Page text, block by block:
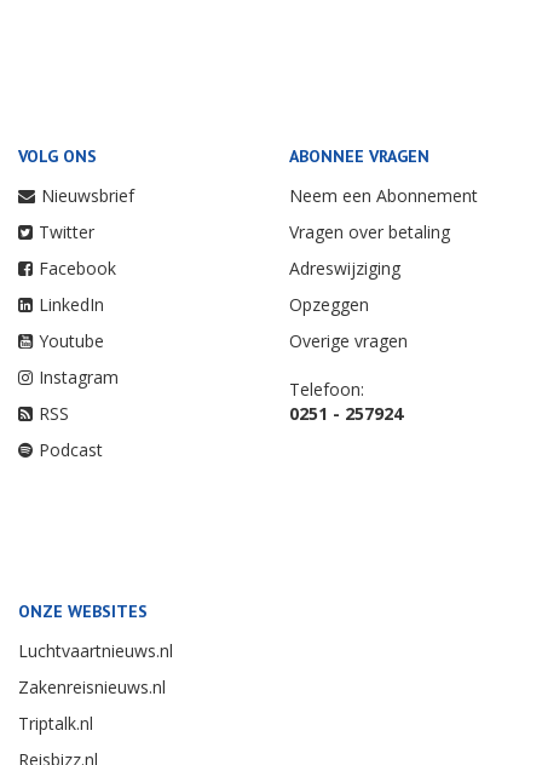
VOLG ONS
Nieuwsbrief
Twitter
Facebook
LinkedIn
Youtube
Instagram
RSS
Podcast
ABONNEE VRAGEN
Neem een Abonnement
Vragen over betaling
Adreswijziging
Opzeggen
Overige vragen
Telefoon:
0251 - 257924
ONZE WEBSITES
Luchtvaartnieuws.nl
Zakenreisnieuws.nl
Triptalk.nl
Reisbizz.nl